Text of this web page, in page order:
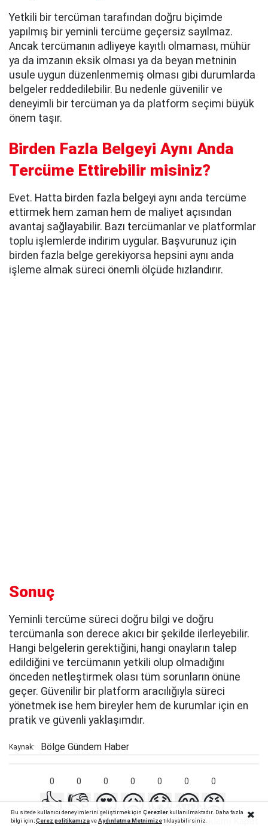
Yetkili bir tercüman tarafından doğru biçimde
yapılmış bir yeminli tercüme geçersiz sayılmaz.
Ancak tercümanın adliyeye kayıtlı olmaması, mühür
ya da imzanın eksik olması ya da beyan metninin
usule uygun düzenlenmemiş olması gibi durumlarda
belgeler reddedilebilir. Bu nedenle güvenilir ve
deneyimli bir tercüman ya da platform seçimi büyük
önem taşır.
Birden Fazla Belgeyi Aynı Anda
Tercüme Ettirebilir misiniz?
Evet. Hatta birden fazla belgeyi aynı anda tercüme
ettirmek hem zaman hem de maliyet açısından
avantaj sağlayabilir. Bazı tercümanlar ve platformlar
toplu işlemlerde indirim uygular. Başvurunuz için
birden fazla belge gerekiyorsa hepsini aynı anda
işleme almak süreci önemli ölçüde hızlandırır.
Sonuç
Yeminli tercüme süreci doğru bilgi ve doğru
tercümanla son derece akıcı bir şekilde ilerleyebilir.
Hangi belgelerin gerektiğini, hangi onayların talep
edildiğini ve tercümanın yetkili olup olmadığını
önceden netleştirmek olası tüm sorunların önüne
geçer. Güvenilir bir platform aracılığıyla süreci
yönetmek ise hem bireyler hem de kurumlar için en
pratik ve güvenli yaklaşımdır.
Kaynak: Bölge Gündem Haber
0 0 0 0 0 0 0
👍👎😍😥😱😂😡
Bu sitede kullanıcı deneyimlerini geliştirmek için Çerezlerkullanılmaktadır. Daha fazla
bilgi için;Çerez politikamızaveAydınlatma Metnimizetıklayabilirsiniz.Reklamı Kapat